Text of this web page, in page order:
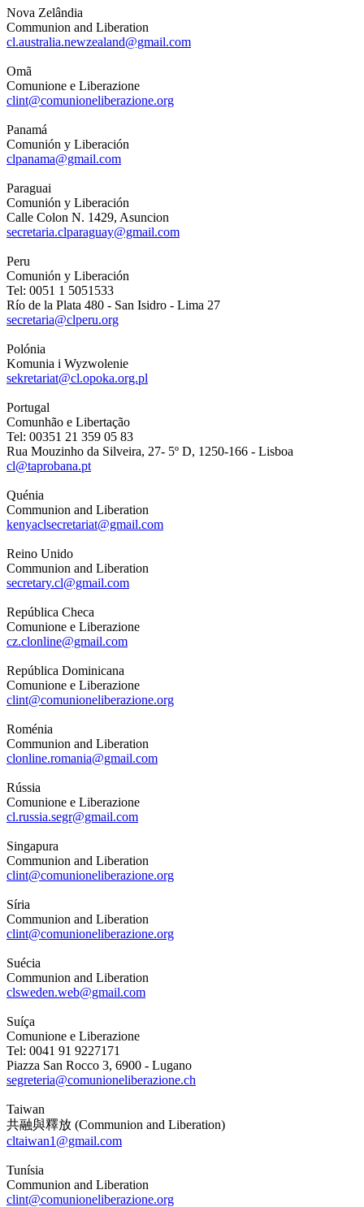
Nova Zelândia
Communion and Liberation
cl.australia.newzealand@gmail.com
Omã
Comunione e Liberazione
clint@comunioneliberazione.org
Panamá
Comunión y Liberación
clpanama@gmail.com
Paraguai
Comunión y Liberación
Calle Colon N. 1429, Asuncion
secretaria.clparaguay@gmail.com
Peru
Comunión y Liberación
Tel: 0051 1 5051533
Río de la Plata 480 - San Isidro - Lima 27
secretaria@clperu.org
Polónia
Komunia i Wyzwolenie
sekretariat@cl.opoka.org.pl
Portugal
Comunhão e Libertação
Tel: 00351 21 359 05 83
Rua Mouzinho da Silveira, 27- 5º D, 1250-166 - Lisboa
cl@taprobana.pt
Quénia
Communion and Liberation
kenyaclsecretariat@gmail.com
Reino Unido
Communion and Liberation
secretary.cl@gmail.com
República Checa
Comunione e Liberazione
cz.clonline@gmail.com
República Dominicana
Comunione e Liberazione
clint@comunioneliberazione.org
Roménia
Communion and Liberation
clonline.romania@gmail.com
Rússia
Comunione e Liberazione
cl.russia.segr@gmail.com
Singapura
Communion and Liberation
clint@comunioneliberazione.org
Síria
Communion and Liberation
clint@comunioneliberazione.org
Suécia
Communion and Liberation
clsweden.web@gmail.com
Suíça
Comunione e Liberazione
Tel: 0041 91 9227171
Piazza San Rocco 3, 6900 - Lugano
segreteria@comunioneliberazione.ch
Taiwan
共融與釋放 (Communion and Liberation)
cltaiwan1@gmail.com
Tunísia
Communion and Liberation
clint@comunioneliberazione.org